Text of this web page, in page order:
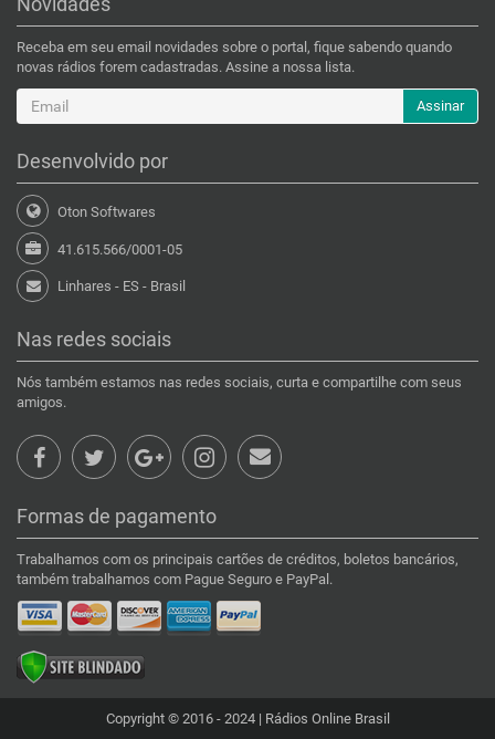
Receba em seu email novidades sobre o portal, fique sabendo quando
novas rádios forem cadastradas. Assine a nossa lista.
Assinar
Desenvolvido por
Oton Softwares
41.615.566/0001-05
Linhares - ES - Brasil
Nas redes sociais
Nós também estamos nas redes sociais, curta e compartilhe com seus
amigos.
Formas de pagamento
Trabalhamos com os principais cartões de créditos, boletos bancários,
também trabalhamos com Pague Seguro e PayPal.
Copyright © 2016 - 2024 | Rádios Online Brasil